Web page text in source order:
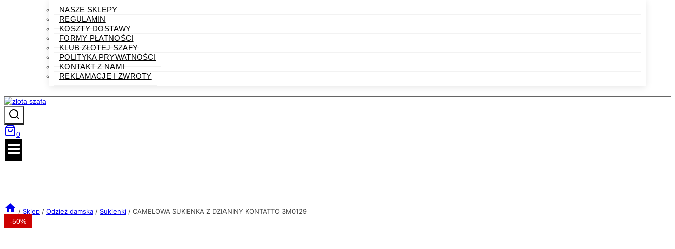
NASZE SKLEPY
REGULAMIN
KOSZTY DOSTAWY
FORMY PŁATNOŚCI
KLUB ZŁOTEJ SZAFY
POLITYKA PRYWATNOŚCI
KONTAKT Z NAMI
REKLAMACJE I ZWROTY
0
/ Sklep / Odzież damska / Sukienki / CAMELOWA SUKIENKA Z DZIANINY KONTATTO 3M0129
-50%